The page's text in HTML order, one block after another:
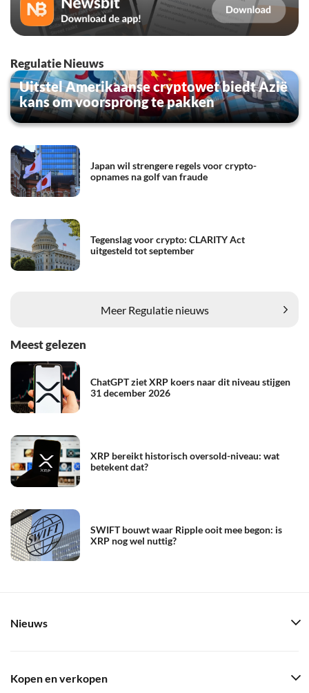
Regulatie Nieuws
Uitstel Amerikaanse cryptowet biedt Azië
kans om voorsprong te pakken
Japan wil strengere regels voor crypto-
opnames na golf van fraude
Tegenslag voor crypto: CLARITY Act
uitgesteld tot september
Meer Regulatie nieuws
Meest gelezen
ChatGPT ziet XRP koers naar dit niveau stijgen
31 december 2026
XRP bereikt historisch oversold-niveau: wat
betekent dat?
SWIFT bouwt waar Ripple ooit mee begon: is
XRP nog wel nuttig?
Nieuws
Kopen en verkopen